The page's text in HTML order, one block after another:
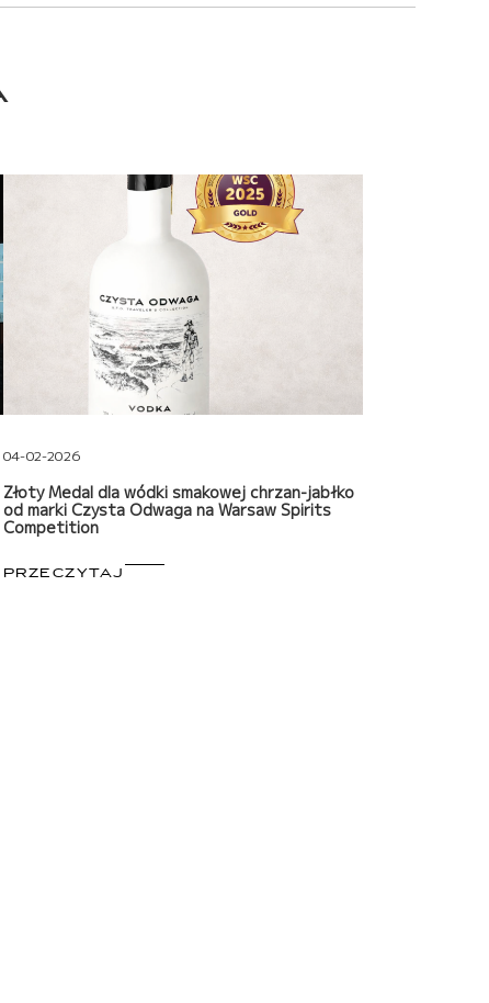
04-02-2026
Złoty Medal dla wódki smakowej chrzan-jabłko
od marki Czysta Odwaga na Warsaw Spirits
Competition
PRZECZYTAJ